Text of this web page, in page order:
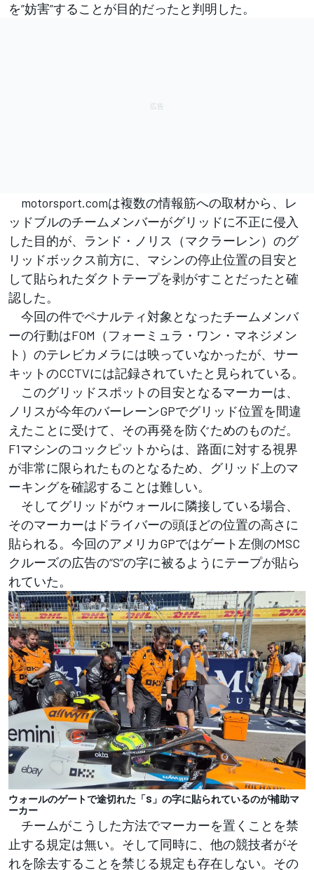
を”妨害”することが目的だったと判明した。
motorsport.comは複数の情報筋への取材から、レ
ッドブルのチームメンバーがグリッドに不正に侵入
した目的が、ランド・ノリス（マクラーレン）のグ
リッドボックス前方に、マシンの停止位置の目安と
して貼られたダクトテープを剥がすことだったと確
認した。
今回の件でペナルティ対象となったチームメンバ
ーの行動はFOM（フォーミュラ・ワン・マネジメン
ト）のテレビカメラには映っていなかったが、サー
キットのCCTVには記録されていたと見られている。
このグリッドスポットの目安となるマーカーは、
ノリスが今年のバーレーンGPでグリッド位置を間違
えたことに受けて、その再発を防ぐためのものだ。
F1マシンのコックピットからは、路面に対する視界
が非常に限られたものとなるため、グリッド上のマ
ーキングを確認することは難しい。
そしてグリッドがウォールに隣接している場合、
そのマーカーはドライバーの頭ほどの位置の高さに
貼られる。今回のアメリカGPではゲート左側のMSC
クルーズの広告の“S”の字に被るようにテープが貼ら
れていた。
ウォールのゲートで途切れた「S」の字に貼られているのが補助マ
ーカー
チームがこうした方法でマーカーを置くことを禁
止する規定は無い。そして同時に、他の競技者がそ
れを除去することを禁じる規定も存在しない。その